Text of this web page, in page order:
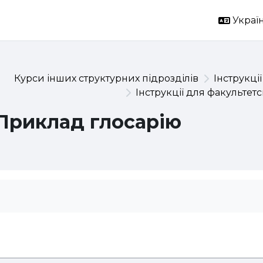
Курси інших структурних підрозділів
Інструкції для
глосарію